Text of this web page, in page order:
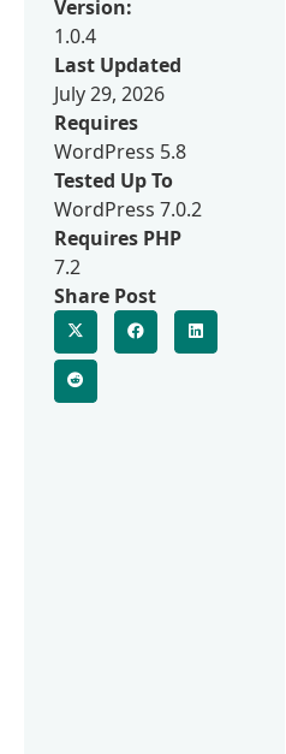
Version:
1.0.4
Last Updated
July 29, 2026
Requires
WordPress 5.8
Tested Up To
WordPress 7.0.2
Requires PHP
7.2
Share Post